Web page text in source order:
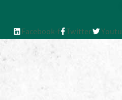
Facebook-f Twitter